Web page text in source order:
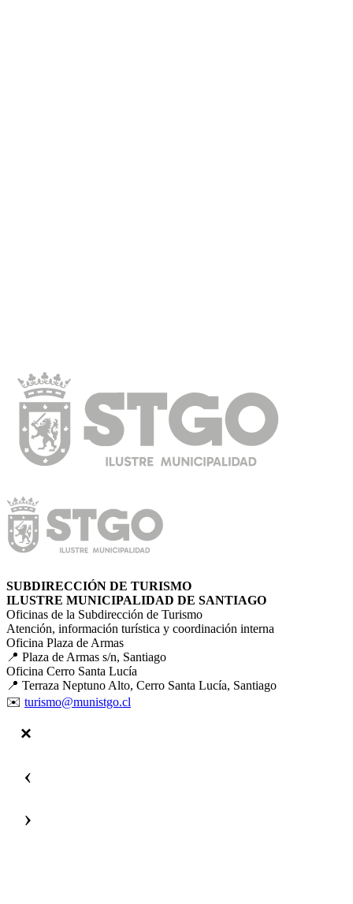
SUBDIRECCIÓN DE TURISMO
ILUSTRE MUNICIPALIDAD DE SANTIAGO
Oficinas de la Subdirección de Turismo
Atención, información turística y coordinación interna
Oficina Plaza de Armas
📍 Plaza de Armas s/n, Santiago
Oficina Cerro Santa Lucía
📍 Terraza Neptuno Alto, Cerro Santa Lucía, Santiago
✉️ turismo@munistgo.cl
‹
›